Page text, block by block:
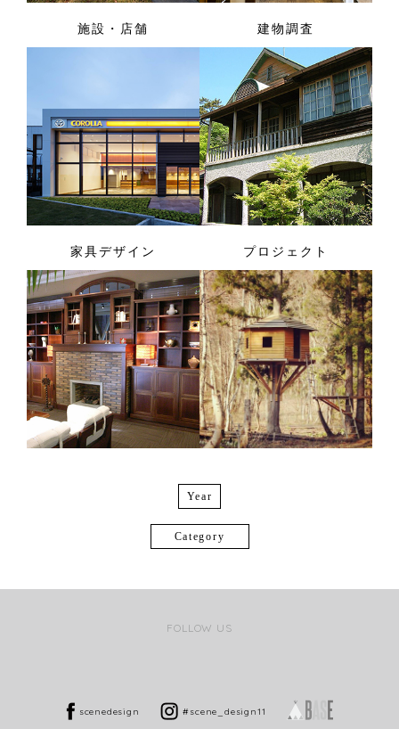
施設・店舗 建物調査
家具デザイン プロジェクト
Year
Category
FOLLOW US
scenedesign #scene_design11